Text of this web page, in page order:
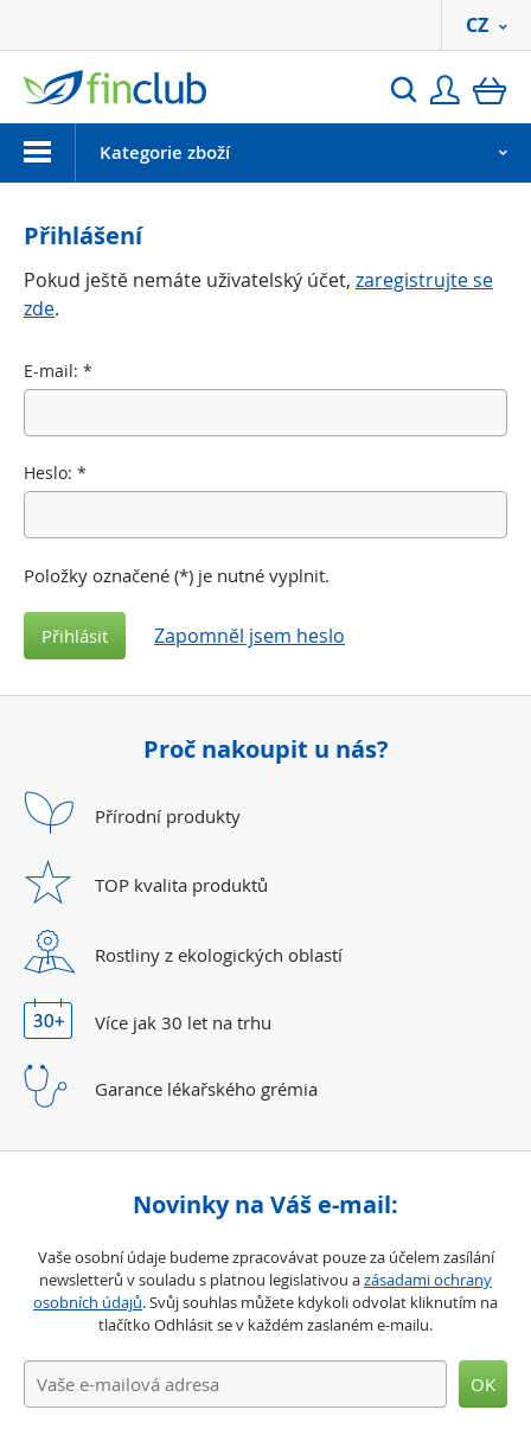
Hledat
CZ
MenuKategorie zboží
Přihlášení
Pokud ještě nemáte uživatelský účet, zaregistrujte se
zde.
E-mail: *
Heslo: *
Položky označené (*) je nutné vyplnit.
Přihlásit Zapomněl jsem heslo
Proč nakoupit u nás?
Přírodní produkty
TOP kvalita produktů
Rostliny z ekologických oblastí
Více jak 30 let na trhu
Garance lékařského grémia
Novinky na Váš e-mail:
Vaše osobní údaje budeme zpracovávat pouze za účelem zasílání
newsletterů v souladu s platnou legislativou azásadami ochrany
osobních údajů. Svůj souhlas můžete kdykoli odvolat kliknutím na
tlačítko Odhlásit se v každém zaslaném e-mailu.
OK